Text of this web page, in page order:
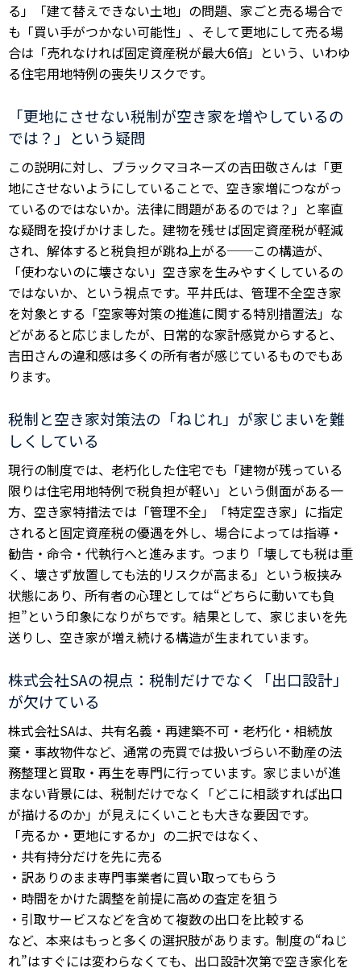
る」「建て替えできない土地」の問題、家ごと売る場合で
も「買い手がつかない可能性」、そして更地にして売る場
合は「売れなければ固定資産税が最大6倍」という、いわゆ
る住宅用地特例の喪失リスクです。
「更地にさせない税制が空き家を増やしているの
では？」という疑問
この説明に対し、ブラックマヨネーズの吉田敬さんは「更
地にさせないようにしていることで、空き家増につながっ
ているのではないか。法律に問題があるのでは？」と率直
な疑問を投げかけました。建物を残せば固定資産税が軽減
され、解体すると税負担が跳ね上がる──この構造が、
「使わないのに壊さない」空き家を生みやすくしているの
ではないか、という視点です。平井氏は、管理不全空き家
を対象とする「空家等対策の推進に関する特別措置法」な
どがあると応じましたが、日常的な家計感覚からすると、
吉田さんの違和感は多くの所有者が感じているものでもあ
ります。
税制と空き家対策法の「ねじれ」が家じまいを難
しくしている
現行の制度では、老朽化した住宅でも「建物が残っている
限りは住宅用地特例で税負担が軽い」という側面がある一
方、空き家特措法では「管理不全」「特定空き家」に指定
されると固定資産税の優遇を外し、場合によっては指導・
勧告・命令・代執行へと進みます。つまり「壊しても税は重
く、壊さず放置しても法的リスクが高まる」という板挟み
状態にあり、所有者の心理としては“どちらに動いても負
担”という印象になりがちです。結果として、家じまいを先
送りし、空き家が増え続ける構造が生まれています。
株式会社SAの視点：税制だけでなく「出口設計」
が欠けている
株式会社SAは、共有名義・再建築不可・老朽化・相続放
棄・事故物件など、通常の売買では扱いづらい不動産の法
務整理と買取・再生を専門に行っています。家じまいが進
まない背景には、税制だけでなく「どこに相談すれば出口
が描けるのか」が見えにくいことも大きな要因です。
「売るか・更地にするか」の二択ではなく、
・共有持分だけを先に売る
・訳ありのまま専門事業者に買い取ってもらう
・時間をかけた調整を前提に高めの査定を狙う
・引取サービスなどを含めて複数の出口を比較する
など、本来はもっと多くの選択肢があります。制度の“ねじ
れ”はすぐには変わらなくても、出口設計次第で空き家化を